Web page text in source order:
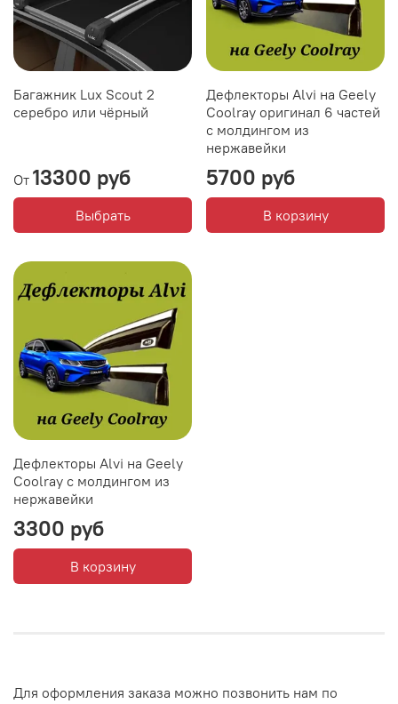
Багажник Lux Scout 2
серебро или чёрный
От 13300 руб
Выбрать
Дефлекторы Alvi на Geely
Coolray оригинал 6 частей
с молдингом из
нержавейки
5700 руб
В корзину
Дефлекторы Alvi на Geely
Coolray с молдингом из
нержавейки
3300 руб
В корзину
Для оформления заказа можно позвонить нам по